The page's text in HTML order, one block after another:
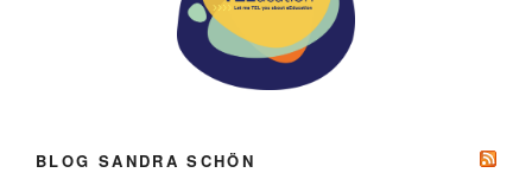
BLOG SANDRA SCHÖN